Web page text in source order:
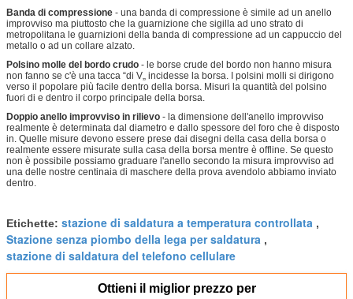
Banda di compressione - una banda di compressione è simile ad un anello
improvviso ma piuttosto che la guarnizione che sigilla ad uno strato di
metropolitana le guarnizioni della banda di compressione ad un cappuccio del
metallo o ad un collare alzato.
Polsino molle del bordo crudo - le borse crude del bordo non hanno misura
non fanno se c'è una tacca “di V„ incidesse la borsa. I polsini molli si dirigono
verso il popolare più facile dentro della borsa. Misuri la quantità del polsino
fuori di e dentro il corpo principale della borsa.
Doppio anello improvviso in rilievo - la dimensione dell'anello improvviso
realmente è determinata dal diametro e dallo spessore del foro che è disposto
in. Quelle misure devono essere prese dai disegni della casa della borsa o
realmente essere misurate sulla casa della borsa mentre è offline. Se questo
non è possibile possiamo graduare l'anello secondo la misura improvviso ad
una delle nostre centinaia di maschere della prova avendolo abbiamo inviato
dentro.
Etichette: stazione di saldatura a temperatura controllata ,
Stazione senza piombo della lega per saldatura ,
stazione di saldatura del telefono cellulare
Ottieni il miglior prezzo per